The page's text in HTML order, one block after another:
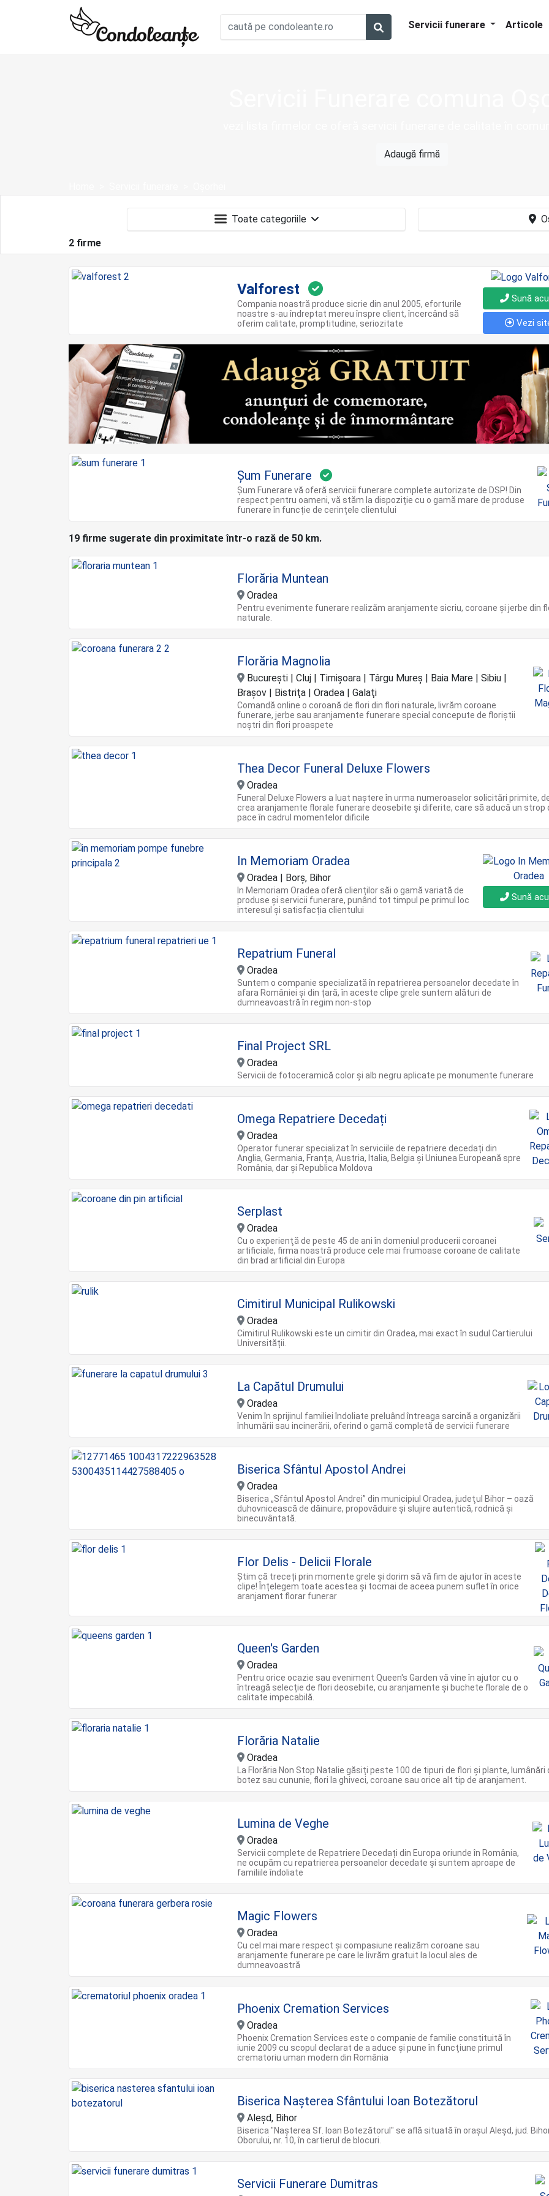
Servicii funerare Articole
Adaugă firmă
2 firme
Valforest
Compania noastră produce sicrie din anul 2005, eforturile
noastre s-au îndreptat mereu înspre client, încercând să
oferim calitate, promptitudine, seriozitate
Sună
Vezi
Șum Funerare
Șum Funerare vă oferă servicii funerare complete autorizate de DSP! Din
respect pentru oameni, vă stăm la dispoziție cu o gamă mare de produse
funerare în funcție de cerințele clientului
19 firme sugerate din proximitate într-o rază de 50 km.
Florăria Muntean
Oradea
Pentru evenimente funerare realizăm aranjamente sicriu, coroane și jerbe din
naturale.
Florăria Magnolia
Bucureşti | Cluj | Timişoara | Târgu Mureș | Baia Mare | Sibiu |
Braşov | Bistriţa | Oradea | Galaţi
Comandă online o coroană de flori din flori naturale, livrăm coroane
funerare, jerbe sau aranjamente funerare special concepute de floriștii
noștri din flori proaspete
Thea Decor Funeral Deluxe Flowers
Oradea
Funeral Deluxe Flowers a luat naștere în urma numeroaselor solicitări primite,
crea aranjamente florale funerare deosebite și diferite, care să aducă un strop
pace în cadrul momentelor dificile
In Memoriam Oradea
Oradea | Borș, Bihor
In Memoriam Oradea oferă clienților săi o gamă variată de
produse și servicii funerare, punând tot timpul pe primul loc
interesul și satisfacția clientului
Sună
Repatrium Funeral
Oradea
Suntem o companie specializată în repatrierea persoanelor decedate în
afara României și din țară, în aceste clipe grele suntem alături de
dumneavoastră în regim non-stop
Final Project SRL
Oradea
Servicii de fotoceramică color și alb negru aplicate pe monumente funerare
Omega Repatriere Decedați
Oradea
Operator funerar specializat în serviciile de repatriere decedați din
Anglia, Germania, Franța, Austria, Italia, Belgia și Uniunea Europeană spre
România, dar și Republica Moldova
Serplast
Oradea
Cu o experienţă de peste 45 de ani în domeniul producerii coroanei
artificiale, firma noastră produce cele mai frumoase coroane de calitate
din brad artificial din Europa
Cimitirul Municipal Rulikowski
Oradea
Cimitirul Rulikowski este un cimitir din Oradea, mai exact în sudul Cartierului
Universității.
La Capătul Drumului
Oradea
Venim în sprijinul familiei îndoliate preluând întreaga sarcină a organizării
înhumării sau incinerării, oferind o gamă completă de servicii funerare
Biserica Sfântul Apostol Andrei
Oradea
Biserica „Sfântul Apostol Andrei” din municipiul Oradea, judeţul Bihor – oază
duhovnicească de dăinuire, propovăduire şi slujire autentică, rodnică şi
binecuvântată.
Flor Delis - Delicii Florale
Știm că treceți prin momente grele și dorim să vă fim de ajutor în aceste
clipe! Înțelegem toate acestea și tocmai de aceea punem suflet în orice
aranjament florar funerar
Queen's Garden
Oradea
Pentru orice ocazie sau eveniment Queen's Garden vă vine în ajutor cu o
întreagă selecție de flori deosebite, cu aranjamente și buchete florale de o
calitate impecabilă.
Florăria Natalie
Oradea
La Florăria Non Stop Natalie găsiți peste 100 de tipuri de flori și plante, lumânări
botez sau cununie, flori la ghiveci, coroane sau orice alt tip de aranjament.
Lumina de Veghe
Oradea
Servicii complete de Repatriere Decedați din Europa oriunde în România,
ne ocupăm cu repatrierea persoanelor decedate și suntem aproape de
familiile îndoliate
Magic Flowers
Oradea
Cu cel mai mare respect și compasiune realizăm coroane sau
aranjamente funerare pe care le livrăm gratuit la locul ales de
dumneavoastră
Phoenix Cremation Services
Oradea
Phoenix Cremation Services este o companie de familie constituită în
iunie 2009 cu scopul declarat de a aduce şi pune în funcţiune primul
crematoriu uman modern din România
Biserica Naşterea Sfântului Ioan Botezătorul
Aleșd, Bihor
Biserica "Nașterea Sf. Ioan Botezătorul" se află situată în orașul Aleșd, jud.
Oborului, nr. 10, în cartierul de blocuri.
Servicii Funerare Dumitras